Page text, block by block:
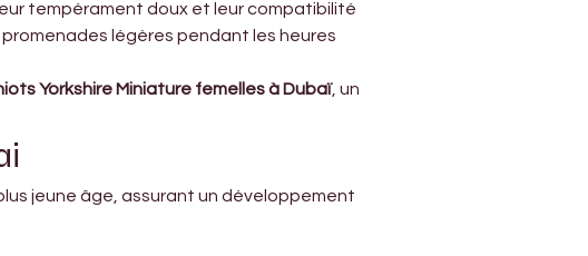
tempérament doux et leur compatibilité
légères pendant les heures
Yorkshire Miniature femelles à Dubaï, un
jeune âge, assurant un développement